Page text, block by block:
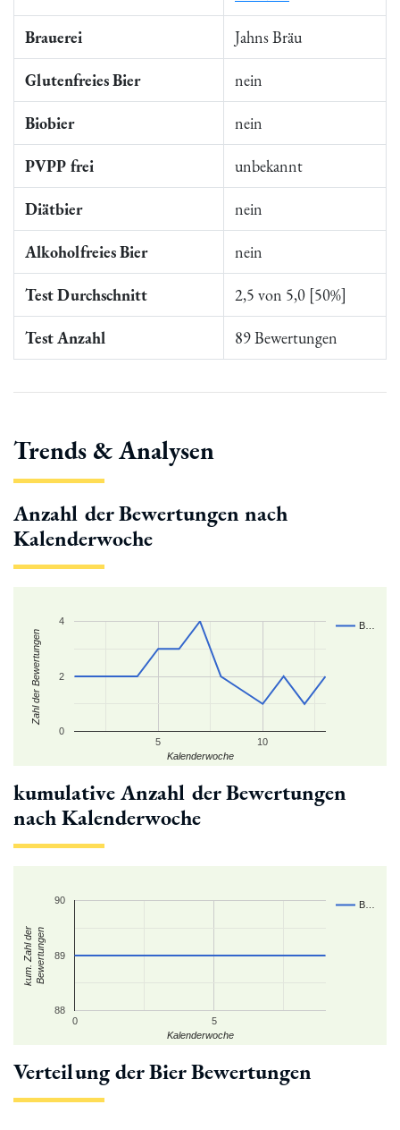
Brauerei Jahns Bräu
Glutenfreies Bier nein
Biobier nein
PVPP frei unbekannt
Diätbier nein
Alkoholfreies Bier nein
Test Durchschnitt 2,5 von 5,0 [50%]
Test Anzahl 89 Bewertungen
Trends & Analysen
Anzahl der Bewertungen nach
Kalenderwoche
B…
5 10
0
2
4
Kalenderwoche
Zahl der Bewertungen
kumulative Anzahl der Bewertungen
nach Kalenderwoche
B…
0 5
88
89
90
Kalenderwoche
kum. Zahl derBewertungen
Verteilung der Bier Bewertungen